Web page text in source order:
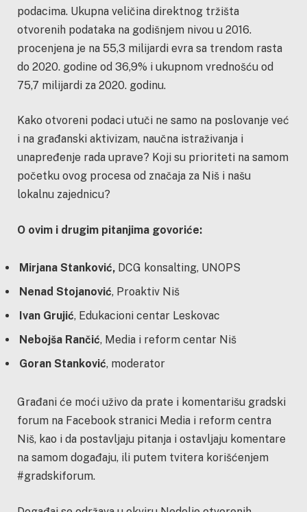
podacima. Ukupna veličina direktnog tržišta
otvorenih podataka na godišnjem nivou u 2016.
procenjena je na 55,3 milijardi evra sa trendom rasta
do 2020. godine od 36,9% i ukupnom vrednošću od
75,7 milijardi za 2020. godinu.
Kako otvoreni podaci utuči ne samo na poslovanje već
i na građanski aktivizam, naučna istraživanja i
unapređenje rada uprave? Koji su prioriteti na samom
početku ovog procesa od značaja za Niš i našu
lokalnu zajednicu?
O ovim i drugim pitanjima govoriće:
Mirjana Stanković, DCG konsalting, UNOPS
Nenad Stojanović, Proaktiv Niš
Ivan Grujić, Edukacioni centar Leskovac
Nebojša Rančić, Media i reform centar Niš
Goran Stanković, moderator
Građani će moći uživo da prate i komentarišu gradski
forum na Facebook stranici Media i reform centra
Niš, kao i da postavljaju pitanja i ostavljaju komentare
na samom događaju, ili putem tvitera korišćenjem
#gradskiforum.